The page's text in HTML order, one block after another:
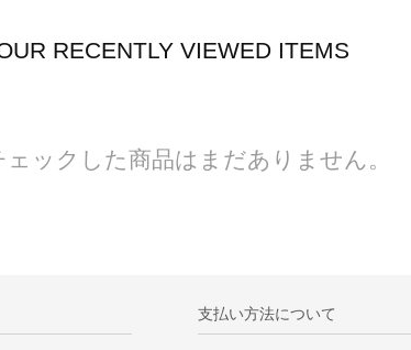
RECENTLY VIEWED ITEMS
ェックした商品はまだありません。
支払い方法について